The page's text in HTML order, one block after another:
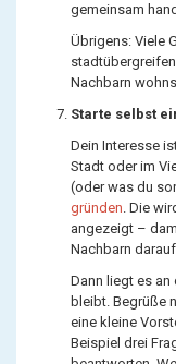
gemeinsam
Übrigens: Viele
Nachbarn
Starte selbst
Dein Interesse
Stadt oder im
(oder was du
gründen. Die
angezeigt –
Nachbarn
Dann liegt es
bleibt. Begrüße
eine kleine
Beispiel drei